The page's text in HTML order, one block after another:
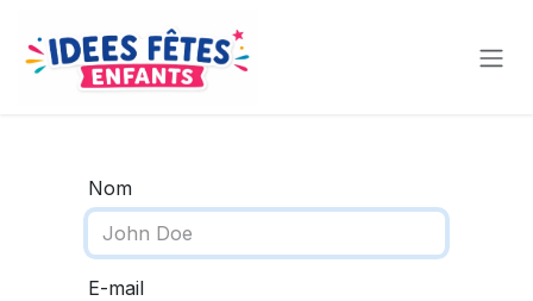
Nom
E-mail